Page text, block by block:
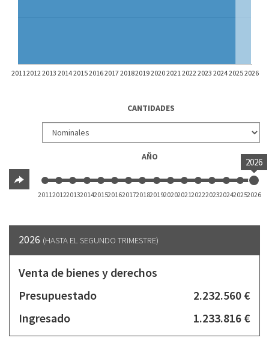
2011 2012 2013 20142015201620172018201920202021 20222023202420252026
CANTIDADES
AÑO 2026
2011201220132014201520162017201820192020202120222023202420252026
2026 (HASTA EL SEGUNDO TRIMESTRE)
Venta de bienes y derechos
Presupuestado
2.232.560 €
Ingresado
1.233.816 €